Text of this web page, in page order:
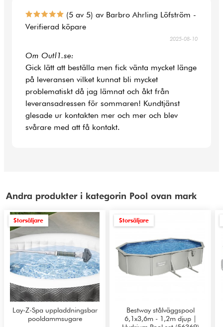
(5 av 5) av Barbro Ahrling Löfström -
Verifierad köpare
2025-08-10
Om Outl1.se:
Gick lätt att beställa men fick vänta mycket länge
på leveransen vilket kunnat bli mycket
problematiskt då jag lämnat och åkt från
leveransadressen för sommaren! Kundtjänst
glesade ur kontakten mer och mer och blev
svårare med att få kontakt.
Andra produkter i kategorin Pool ovan mark
Storsäljare
Lay-Z-Spa uppladdningsbar
pooldammsugare
Storsäljare
Bestway stålväggspool
6,1x3,6m - 1,2m djup |